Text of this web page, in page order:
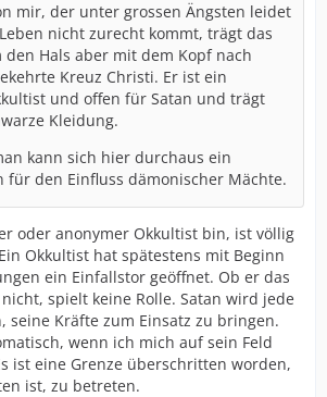
mir, der unter grossen Ängsten leidet
nicht zurecht kommt, trägt das
den Hals aber mit dem Kopf nach
Kreuz Christi. Er ist ein
und offen für Satan und trägt
Kleidung.
kann sich hier durchaus ein
für den Einfluss dämonischer Mächte.
oder anonymer Okkultist bin, ist völlig
Okkultist hat spätestens mit Beginn
ein Einfallstor geöffnet. Ob er das
spielt keine Rolle. Satan wird jede
seine Kräfte zum Einsatz zu bringen.
wenn ich mich auf sein Feld
ist eine Grenze überschritten worden,
ist, zu betreten.